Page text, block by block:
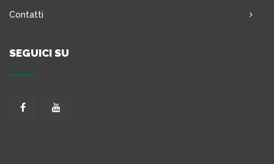
Contatti
SEGUICI SU